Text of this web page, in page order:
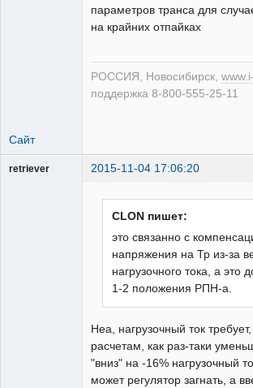
параметров транса для
на крайних отпайках
РОССИЯ, Новосибирск,
поддержка 8-800-555-25-11
Сайт
retriever 2015-11-04 17:06:20
CLON пишет:
это связанно с
напряжения на Тр из-за
нагрузочного тока, а это
1-2 положения РПН-а.
Неа, нагрузочный ток
расчетам, как раз-таки
"вниз" на -16% нагрузочный
может регулятор загнать, а